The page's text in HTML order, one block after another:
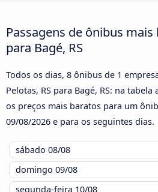
Passagens de ônibus mais
para Bagé, RS
Todos os dias, 8 ônibus de 1
Pelotas, RS para Bagé, RS: na
os preços mais baratos para um
09/08/2026 e para os seguintes dias.
sábado 08/08
domingo 09/08
segunda-feira 10/08